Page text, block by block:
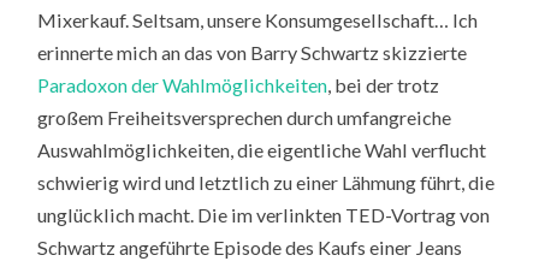
Mixerkauf. Seltsam, unsere Konsumgesellschaft… Ich
erinnerte mich an das von Barry Schwartz skizzierte
Paradoxon der Wahlmöglichkeiten , bei der trotz
großem Freiheitsversprechen durch umfangreiche
Auswahlmöglichkeiten, die eigentliche Wahl verflucht
schwierig wird und letztlich zu einer Lähmung führt, die
unglücklich macht. Die im verlinkten TED-Vortrag von
Schwartz angeführte Episode des Kaufs einer Jeans